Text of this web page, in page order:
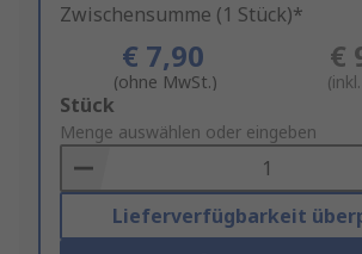
Zwischensumme (1 Stück)*
€ 7,90
(ohne MwSt.)
€
Add
to
Basket
Stück
Menge auswählen oder eingeben
Lieferverfügbarkeit